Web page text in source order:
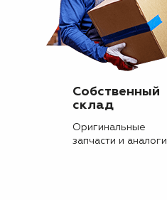
Собственный
склад
Оригинальные
запчасти и аналоги